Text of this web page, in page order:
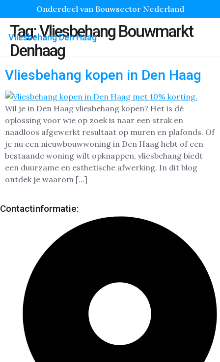
Onderdeel van Bouwsector Nederland
Vliesbehang Den Haag
Tag:Vliesbehang Bouwmarkt
Denhaag
Vliesbehang kopen in Den Haag
Wil je in Den Haag vliesbehang kopen? Het is dé
oplossing voor wie op zoek is naar een strak en
naadloos afgewerkt resultaat op muren en plafonds. Of
je nu een nieuwbouwwoning in Den Haag hebt of een
bestaande woning wilt opknappen, vliesbehang biedt
een duurzame en esthetische afwerking. In dit blog
ontdek je waarom […]
Contactinformatie: